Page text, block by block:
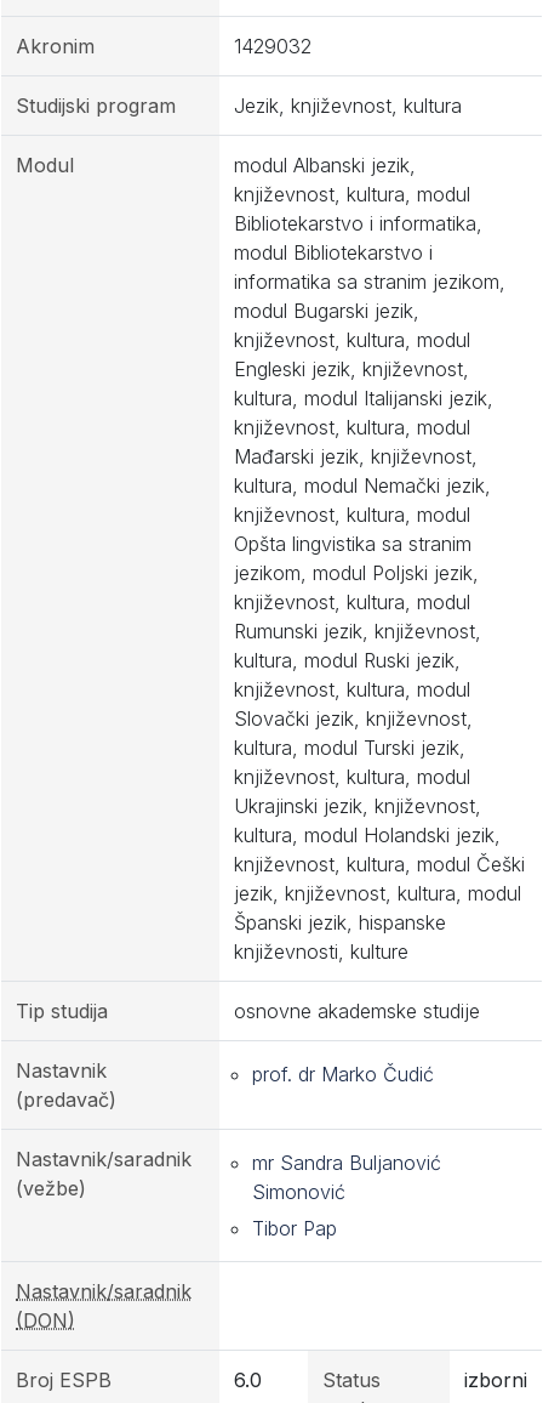
Akronim 1429032
Studijski program Jezik, književnost, kultura
Modul
modul Albanski jezik,
književnost, kultura, modul
Bibliotekarstvo i informatika,
modul Bibliotekarstvo i
informatika sa stranim jezikom,
modul Bugarski jezik,
književnost, kultura, modul
Engleski jezik, književnost,
kultura, modul Italijanski jezik,
književnost, kultura, modul
Mađarski jezik, književnost,
kultura, modul Nemački jezik,
književnost, kultura, modul
Opšta lingvistika sa stranim
jezikom, modul Poljski jezik,
književnost, kultura, modul
Rumunski jezik, književnost,
kultura, modul Ruski jezik,
književnost, kultura, modul
Slovački jezik, književnost,
kultura, modul Turski jezik,
književnost, kultura, modul
Ukrajinski jezik, književnost,
kultura, modul Holandski jezik,
književnost, kultura, modul Češki
jezik, književnost, kultura, modul
Španski jezik, hispanske
književnosti, kulture
Tip studija osnovne akademske studije
Nastavnik
(predavač)
prof. dr Marko Čudić
Nastavnik/saradnik
(vežbe)
mr Sandra Buljanović
Simonović
Tibor Pap
Nastavnik/saradnik
(DON)
Broj ESPB 6.0
Status
izborni